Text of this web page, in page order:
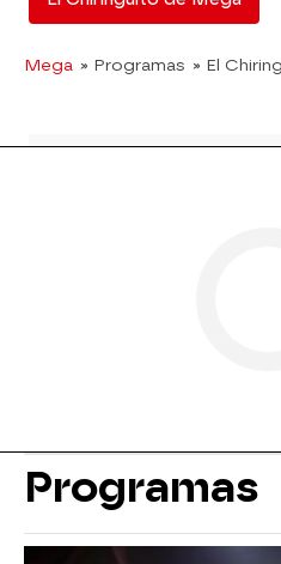
Mega » Programas » El
Programas